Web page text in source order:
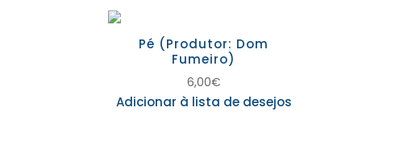
Pé (Produtor: Dom
Fumeiro)
6,00€
Adicionar à lista de desejos